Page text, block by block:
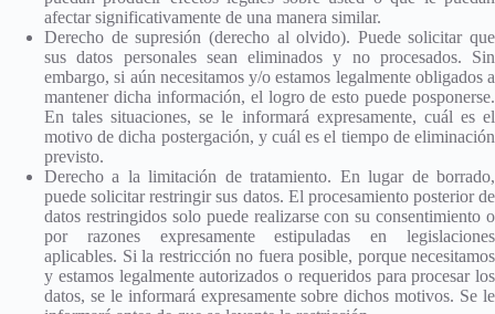
afectar significativamente de una manera similar.
Derecho de supresión (derecho al olvido). Puede solicitar que
sus datos personales sean eliminados y no procesados. Sin
embargo, si aún necesitamos y/o estamos legalmente obligados a
mantener dicha información, el logro de esto puede posponerse.
En tales situaciones, se le informará expresamente, cuál es el
motivo de dicha postergación, y cuál es el tiempo de eliminación
previsto.
Derecho a la limitación de tratamiento. En lugar de borrado,
puede solicitar restringir sus datos. El procesamiento posterior de
datos restringidos solo puede realizarse con su consentimiento o
por razones expresamente estipuladas en legislaciones
aplicables. Si la restricción no fuera posible, porque necesitamos
y estamos legalmente autorizados o requeridos para procesar los
datos, se le informará expresamente sobre dichos motivos. Se le